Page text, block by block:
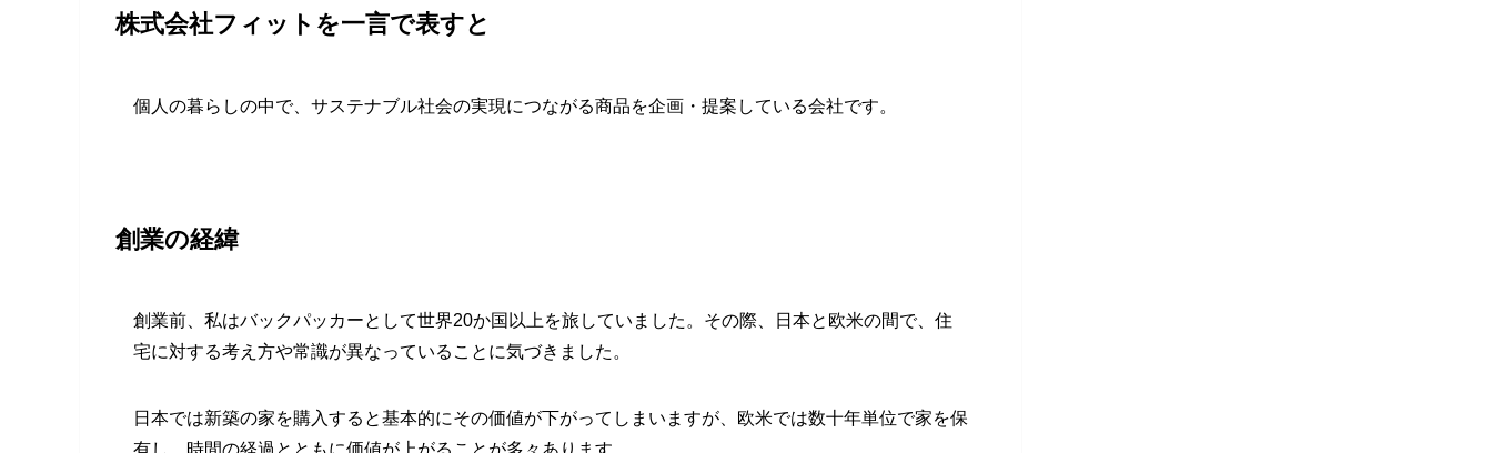
株式会社フィットを一言で表すと
個人の暮らしの中で、サステナブル社会の実現につながる商品を企画・提案している会社です。
創業の経緯
創業前、私はバックパッカーとして世界20か国以上を旅していました。その際、日本と欧米の間で、住
宅に対する考え方や常識が異なっていることに気づきました。
日本では新築の家を購入すると基本的にその価値が下がってしまいますが、欧米では数十年単位で家を保